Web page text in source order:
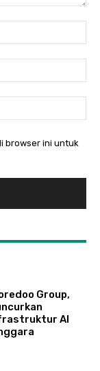
browser ini untuk
Group,
AI